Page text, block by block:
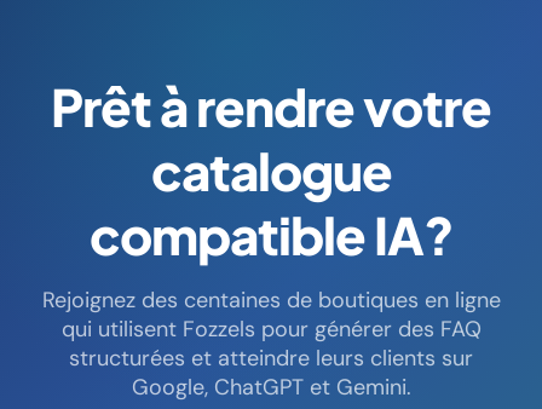
Prêt à rendre votre
catalogue
compatible IA?
Rejoignez des centaines de boutiques en ligne
qui utilisent Fozzels pour générer des FAQ
structurées et atteindre leurs clients sur
Google, ChatGPT et Gemini.